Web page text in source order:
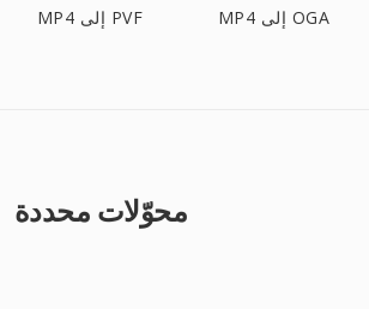
MP4 إلى PVF MP4 إلى OGA
محوّلات محددة